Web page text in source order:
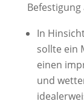
Befestigung
In
sollte ein
einen
und